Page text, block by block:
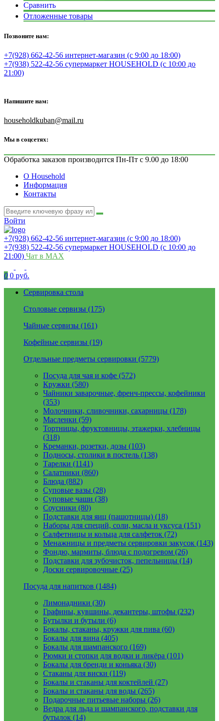
Сравнить
Отложенные товары
Позвоните нам:
+7(928) 662-42-56 интернет-магазин (с 9:00 до 18:00)
+7(938) 522-42-56 супермаркет HOUSEHOLD (с 10:00 до
21:00)
Напишите нам:
householdkuban@mail.ru
Мы в соцсетях:
Обработка заказов производится Пн-Пт с 9.00 до 18:00
О Household
Информация
Контакты
Войти
+7(928) 662-42-56 интернет-магазин (с 9:00 до 18:00)
+7(938) 522-42-56 супермаркет HOUSEHOLD (с 10:00 до
21:00) Чат в MAX
0 0 руб.
Сервировка стола
Столовые сервизы (175)
Чайные сервизы (161)
Кофейные сервизы (19)
Отдельные предметы сервировки (5779)
Посуда для чая и кофе (572)
Кружки (580)
Чайники заварочные, френч-прессы, кофейники
(353)
Молочники, сливочники, сахарницы (178)
Масленки (59)
Тортницы, фруктовницы, этажерки, хлебницы
(318)
Креманки, розетки, дозы (103)
Подносы, столики в постель (138)
Тарелки (1141)
Салатники (860)
Блюда (882)
Суповые вазы (28)
Суповые чаши (38)
Соусники (80)
Подставки для яиц (пашотницы) (18)
Наборы для специй, соли, масла и уксуса (151)
Салфетницы и кольца для салфеток (72)
Менажницы и предметы сервировки закусок (143)
Фондю, мармиты, блюда с подогревом (26)
Подставки для зубочисток, пепельницы (14)
Доски сервировочные (25)
Посуда для напитков (1484)
Лимонадники (30)
Графины, кувшины, декантеры, штофы (232)
Бутылки и бутыли (6)
Бокалы, стаканы, кружки для пива (60)
Бокалы для вина (405)
Бокалы для шампанского (169)
Рюмки и стопки для водки и ликёра (101)
Бокалы для бренди и коньяка (30)
Стаканы для виски (119)
Бокалы и стаканы для коктейлей (27)
Бокалы и стаканы для воды (265)
Подарочные питьевые наборы (26)
Ведра для льда и шампанского, подставки для
бутылок (14)